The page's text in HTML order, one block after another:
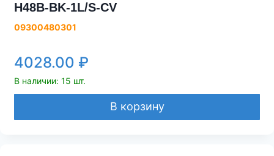
H48B-BK-1L/S-CV
09300480301
4028.00 ₽
В наличии: 15 шт.
В корзину